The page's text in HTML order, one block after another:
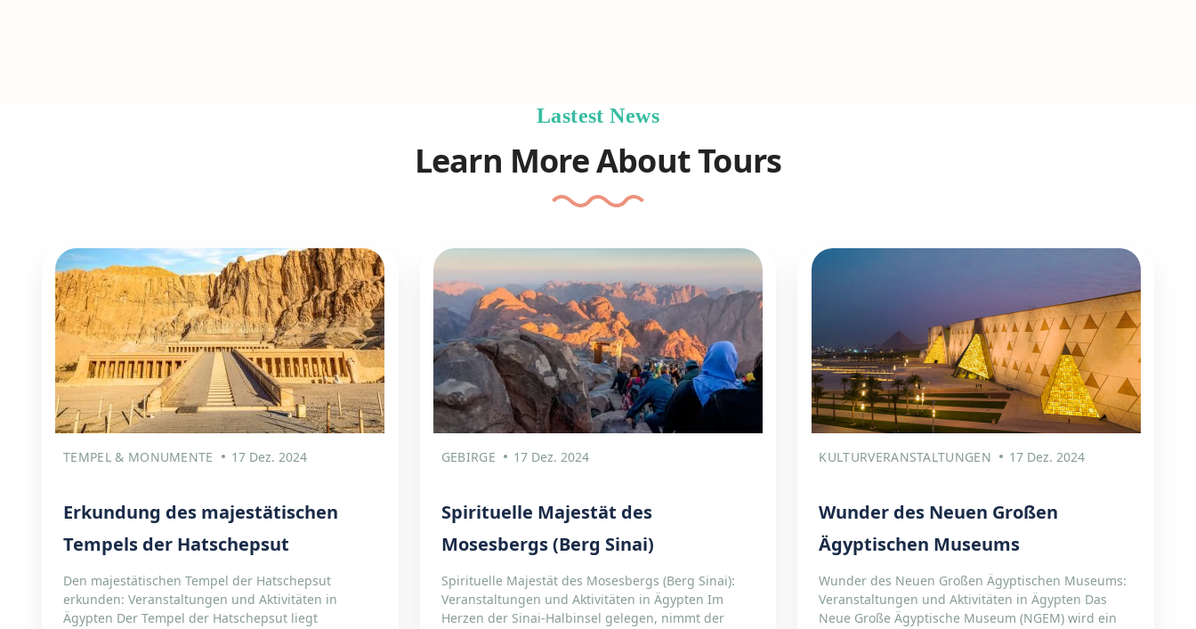
Lastest News
Learn More About Tours
TEMPEL & MONUMENTE 17 Dez. 2024
Erkundung des majestätischen
Tempels der Hatschepsut
Den majestätischen Tempel der Hatschepsut
erkunden: Veranstaltungen und Aktivitäten in
Ägypten Der Tempel der Hatschepsut liegt
GEBIRGE 17 Dez. 2024
Spirituelle Majestät des
Mosesbergs (Berg Sinai)
Spirituelle Majestät des Mosesbergs (Berg Sinai):
Veranstaltungen und Aktivitäten in Ägypten Im
Herzen der Sinai-Halbinsel gelegen, nimmt der
KULTURVERANSTALTUNGEN 17 Dez. 2024
Wunder des Neuen Großen
Ägyptischen Museums
Wunder des Neuen Großen Ägyptischen Museums:
Veranstaltungen und Aktivitäten in Ägypten Das
Neue Große Ägyptische Museum (NGEM) wird ein